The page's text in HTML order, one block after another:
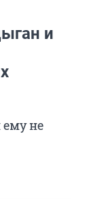
и
ему не